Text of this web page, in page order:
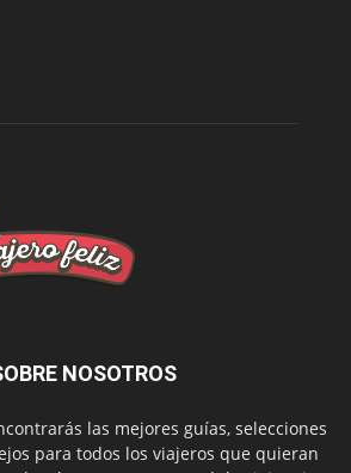
NOSOTROS
las mejores guías, selecciones
para todos los viajeros que quieran